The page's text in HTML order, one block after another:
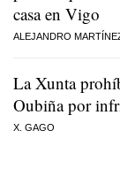
casa en Vigo
ALEJANDRO
La Xunta
Oubiña por
X. GAGO